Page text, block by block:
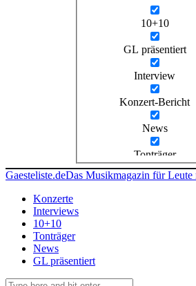
10+10
GL präsentiert
Interview
Konzert-Bericht
News
Tonträger
Gaesteliste.deDas Musikmagazin für Leute
Konzerte
Interviews
10+10
Tonträger
News
GL präsentiert